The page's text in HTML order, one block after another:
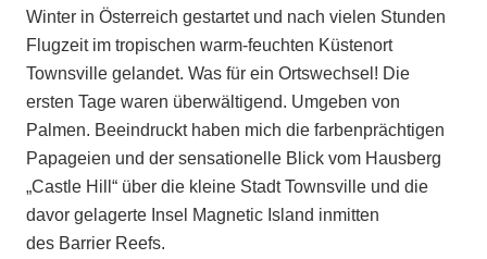
Winter in Österreich gestartet und nach vielen Stunden
Flugzeit im tropischen warm-feuchten Küstenort
Townsville gelandet. Was für ein Ortswechsel! Die
ersten Tage waren überwältigend. Umgeben von
Palmen. Beeindruckt haben mich die farbenprächtigen
Papageien und der sensationelle Blick vom Hausberg
„Castle Hill“ über die kleine Stadt Townsville und die
davor gelagerte Insel Magnetic Island inmitten
des Barrier Reefs.